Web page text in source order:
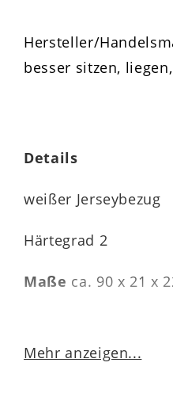
Hersteller/
besser sitzen,
Details
weißer Jerseybezug
Härtegrad 2
Maße ca. 90 x 21 x
Matratzenbezug
Mehr anzeigen...